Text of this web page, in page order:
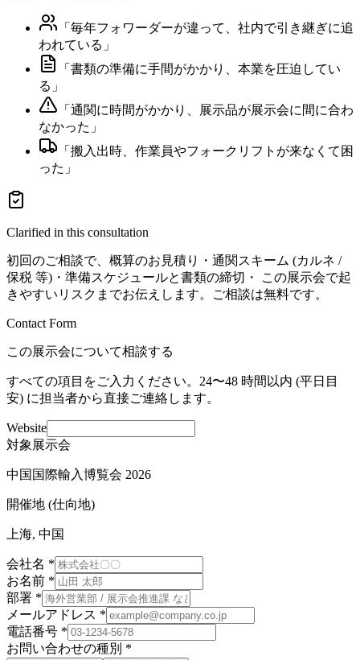
「 毎年フォワーダーが違って、社内で引き継ぎに追
われている 」
「 書類の準備に手間がかかり、本業を圧迫してい
る 」
「 通関に時間がかかり、展示品が展示会に間に合わ
なかった 」
「 搬入出時、作業員やフォークリフトが来なくて困
った 」
Clarified in this consultation
初回のご相談で、概算のお見積り・通関スキーム (カルネ /
保税 等)・準備スケジュールと書類の締切・ この展示会で起
きやすいリスクまでお伝えします。ご相談は無料です。
Contact Form
この展示会について相談する
すべての項目をご入力ください。24〜48 時間以内 (平日目
安) に担当者から直接ご連絡します。
Website
対象展示会
中国国際輸入博覧会 2026
開催地 (仕向地)
上海, 中国
会社名 *
お名前 *
部署 *
メールアドレス *
電話番号 *
お問い合わせの種別 *